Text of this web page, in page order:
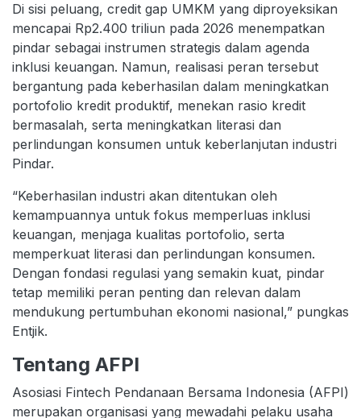
Di sisi peluang, credit gap UMKM yang diproyeksikan
mencapai Rp2.400 triliun pada 2026 menempatkan
pindar sebagai instrumen strategis dalam agenda
inklusi keuangan. Namun, realisasi peran tersebut
bergantung pada keberhasilan dalam meningkatkan
portofolio kredit produktif, menekan rasio kredit
bermasalah, serta meningkatkan literasi dan
perlindungan konsumen untuk keberlanjutan industri
Pindar.
“Keberhasilan industri akan ditentukan oleh
kemampuannya untuk fokus memperluas inklusi
keuangan, menjaga kualitas portofolio, serta
memperkuat literasi dan perlindungan konsumen.
Dengan fondasi regulasi yang semakin kuat, pindar
tetap memiliki peran penting dan relevan dalam
mendukung pertumbuhan ekonomi nasional,” pungkas
Entjik.
Tentang AFPI
Asosiasi Fintech Pendanaan Bersama Indonesia (AFPI)
merupakan organisasi yang mewadahi pelaku usaha